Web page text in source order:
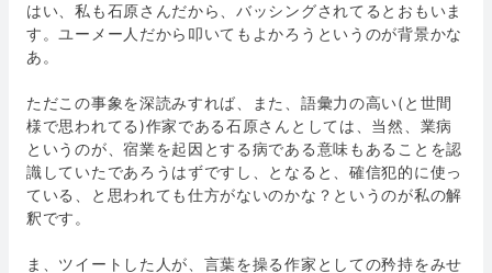
はい、私も石原さんだから、バッシングされてるとおもいま
す。ユーメー人だから叩いてもよかろうというのが背景かな
あ。
ただこの事象を深読みすれば、また、語彙力の高い(と世間
様で思われてる)作家である石原さんとしては、当然、業病
というのが、宿業を起因とする病である意味もあることを認
識していたであろうはずですし、となると、確信犯的に使っ
ている、と思われても仕方がないのかな？というのが私の解
釈です。
ま、ツイートした人が、言葉を操る作家としての矜持をみせ